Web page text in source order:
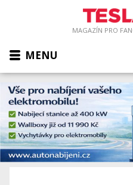
MAGAZÍN PRO
MENU